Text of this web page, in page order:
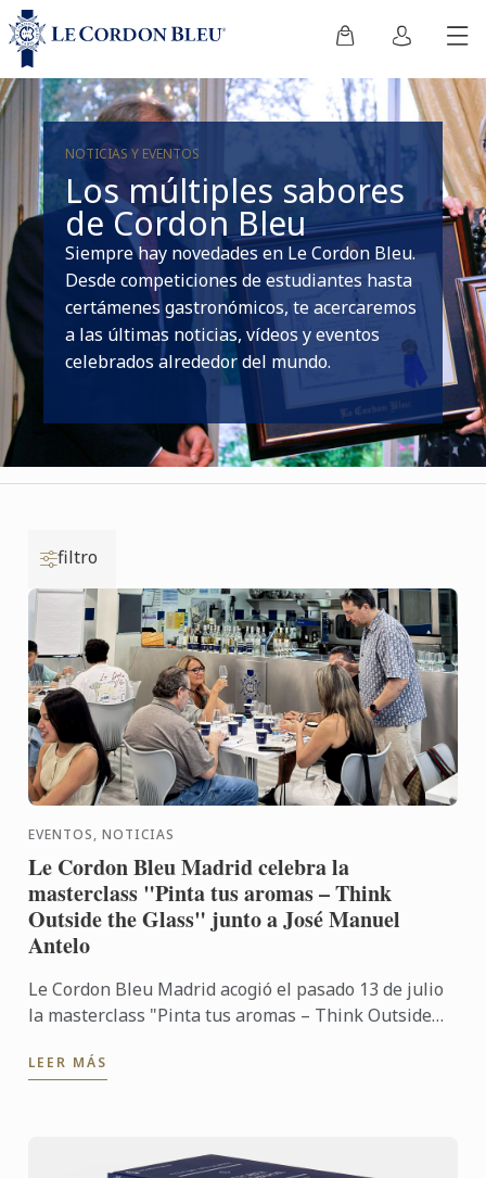
NOTICIAS Y EVENTOS
Los múltiples sabores
de Cordon Bleu
Siempre hay novedades en Le Cordon Bleu.
Desde competiciones de estudiantes hasta
certámenes gastronómicos, te acercaremos
a las últimas noticias, vídeos y eventos
celebrados alrededor del mundo.
filtro
EVENTOS, NOTICIAS
Le Cordon Bleu Madrid celebra la
masterclass "Pinta tus aromas – Think
Outside the Glass" junto a José Manuel
Antelo
Le Cordon Bleu Madrid acogió el pasado 13 de julio
la masterclass "Pinta tus aromas – Think Outside
experto en ...
LEER MÁS